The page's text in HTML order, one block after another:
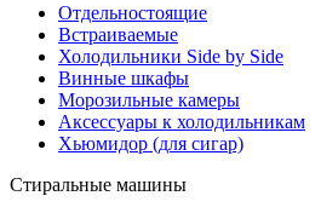
Отдельностоящие
Встраиваемые
Холодильники Side by Side
Винные шкафы
Морозильные камеры
Аксессуары к холодильникам
Хьюмидор (для сигар)
Стиральные машины